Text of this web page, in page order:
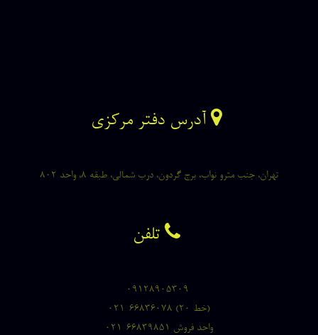
آدرس دفتر مرکزی
تهران، جنب مترو نواب، برج گردون، درب شمالی، طبقه ۸، واحد ۸۰۲
تلفن
۰۹۱۲۸۹۰۵۳۰۹
۰۲۱-۶۶۸۳۶۰۷۸ (۲۰ خط)
۰۲۱-۶۶۸۳۹۸۵۱ واحد فروش